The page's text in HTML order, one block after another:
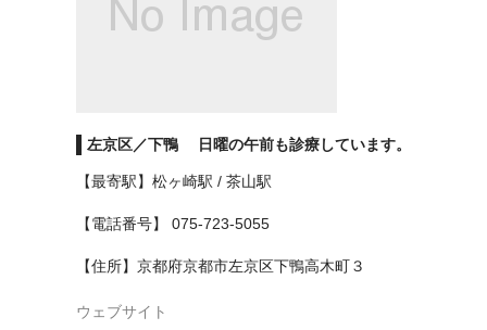
大阪市福島区
大阪市都島区
大阪市阿倍野区
大阪市鶴見区
左京区／下鴨 日曜の午前も診療しています。
【最寄駅】松ヶ崎駅 / 茶山駅
【電話番号】 075-723-5055
【住所】京都府京都市左京区下鴨高木町３
ウェブサイト